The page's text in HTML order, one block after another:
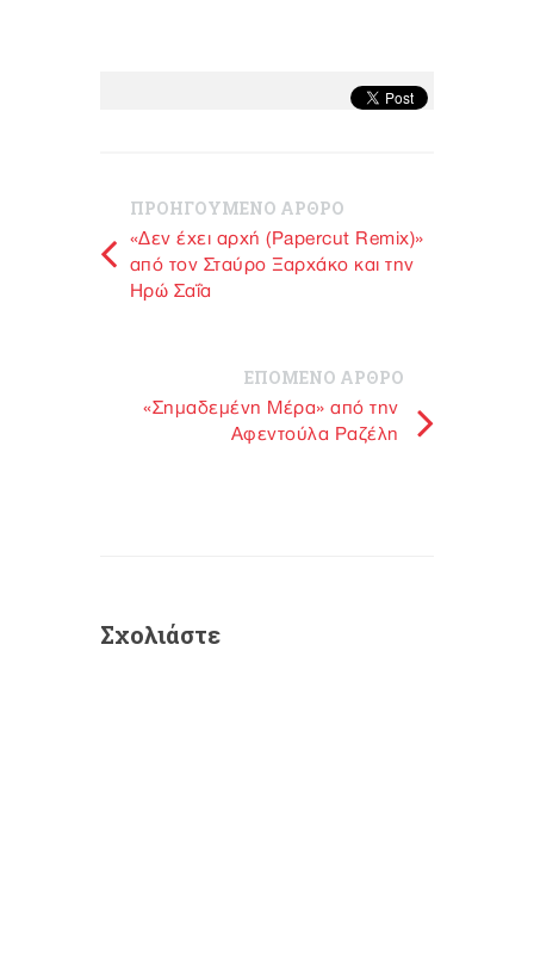
ΠΡΟΗΓΟΥΜΕΝΟ ΑΡΘΡΟ
«Δεν έχει αρχή (Papercut Remix)»
από τον Σταύρο Ξαρχάκο και την
Ηρώ Σαΐα
ΕΠΟΜΕΝΟ ΑΡΘΡΟ
«Σημαδεμένη Μέρα» από την
Αφεντούλα Ραζέλη
Σχολιάστε